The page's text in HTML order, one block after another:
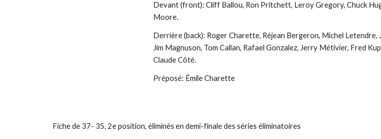
Devant (front): Cliff Ballou, Ron Pritchett, Leroy Gregory, Chuck
Moore.
Derrière (back): Roger Charette, Réjean Bergeron, Michel Letendre,
Jim Magnuson, Tom Callan, Rafael Gonzalez, Jerry Métivier, Fred
Claude Côté.
Préposé: Émile Charette
Fiche de 37- 35, 2e position, éliminés en demi-finale des séries éliminatoires